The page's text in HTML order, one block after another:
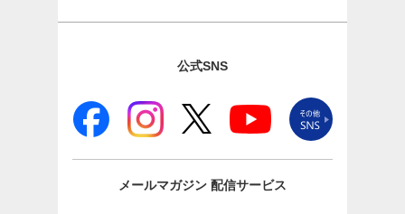
公式SNS
メールマガジン 配信サービス